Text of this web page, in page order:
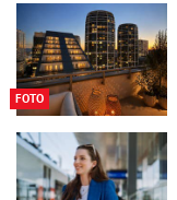
FOTO